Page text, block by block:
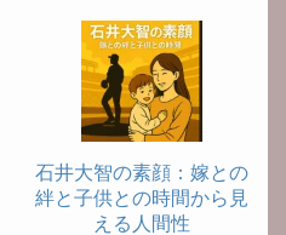
石井大智の素顔：嫁との
絆と子供との時間から見
える人間性